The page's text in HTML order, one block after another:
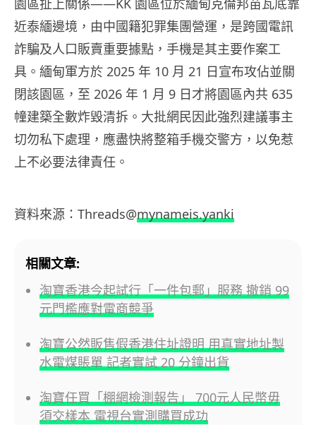
近泰緬邊境，由中國籍犯罪集團營運，是跨國電訊
詐騙及人口販賣重要據點，手機是其主要作案工
具。緬甸軍方於 2025 年 10 月 21 日宣布攻佔並關
閉該園區，至 2026 年 1 月 9 日才將園區內共 635
幢建築全數炸毀清拆。大批網民因此強烈建議事主
切勿私下處理，應盡快將整箱手機交警方，以免惹
上不必要法律責任。
資料來源：Threads@mynameis.yanki
相關文章:
淘寶香港今起試行「一件包郵」服務 撤銷 99
元門檻應對電商競爭
淘寶公然販售假香港住址證明 用真實地址製
水電煤賬單 記者實試 20 分鐘出貨
淘寶任買「棚網檢測報告」 700元人民幣毋
須交樣本 電視台實測購買成功